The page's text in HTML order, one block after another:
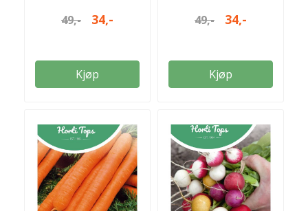
november. Ca 600 frø i
november - mars Antall
frø: ca. 600
49,- 34,-
Kjøp
av for god biologisk
Høstes fra: mai-sept.
Antall frø: 1200 frø
49,- 34,-
Kjøp